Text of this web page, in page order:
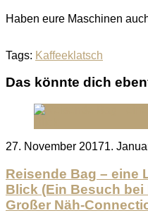
Haben eure Maschinen
Tags: Kaffeeklatsch
Das könnte dich
Posted
27. November 20171.
Reisende Bag – eine
Blick (Ein Besuch
Großer Näh-